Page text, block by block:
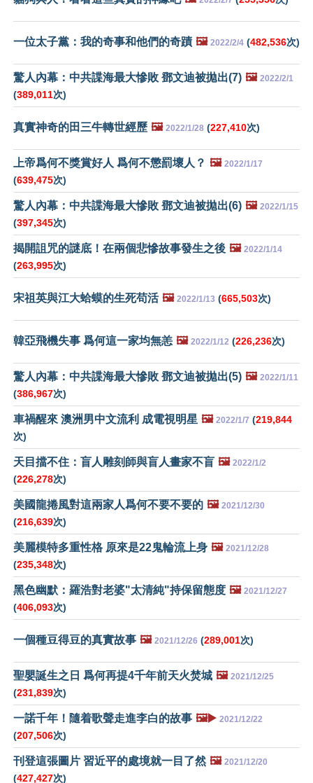
一位太子黨：我的奇事和他們的奇蹟 🖼️ 2022/2/4 (482,536次)
驚人內幕：中共諜海最大慘敗 鄧文迪被拋出(7) 🖼️ 2022/2/1
(389,011次)
真實神奇的田三牛轉世經歷 🖼️ 2022/1/28 (227,410次)
上帝爲何不獎賞好人 爲何不懲罰壞人？ 🖼️ 2022/1/17
(639,475次)
驚人內幕：中共諜海最大慘敗 鄧文迪被拋出(6) 🖼️ 2022/1/15
(397,345次)
揭開詛咒的謎底！在兩個悲慘故事發生之後 🖼️ 2022/1/14
(263,995次)
宋祖英與江大蛤蟆的生死苟活 🖼️ 2022/1/13 (665,503次)
韓亞飛機失事 爲何這一家均無恙 🖼️ 2022/1/12 (226,236次)
驚人內幕：中共諜海最大慘敗 鄧文迪被拋出(5) 🖼️ 2022/1/11
(386,967次)
車禍醒來 澳洲男中文流利 成電視明星 🖼️ 2022/1/7 (219,844
次)
天目擋不住：盲人雕刻師與盲人畫家不盲 🖼️ 2022/1/2
(226,278次)
美國龍捲風對這兩家人爲何不要不要的 🖼️ 2021/12/30
(216,639次)
美麗模特多重性格 原來是22鬼輪流上身 🖼️ 2021/12/28
(235,348次)
黑色幽默：羅浩對老婆"太清純"持保留態度 🖼️ 2021/12/27
(406,093次)
一個種豆得豆的真實故事 🖼️ 2021/12/26 (289,001次)
聖嬰誕生之日 爲何再提4千年前天火焚城 🖼️ 2021/12/25
(231,839次)
一諾千年！隨着歌聲走進李白的故事 🖼️▶️ 2021/12/22
(207,506次)
刊登這張圖片 習近平的處境就一目了然 🖼️ 2021/12/20
(427,427次)